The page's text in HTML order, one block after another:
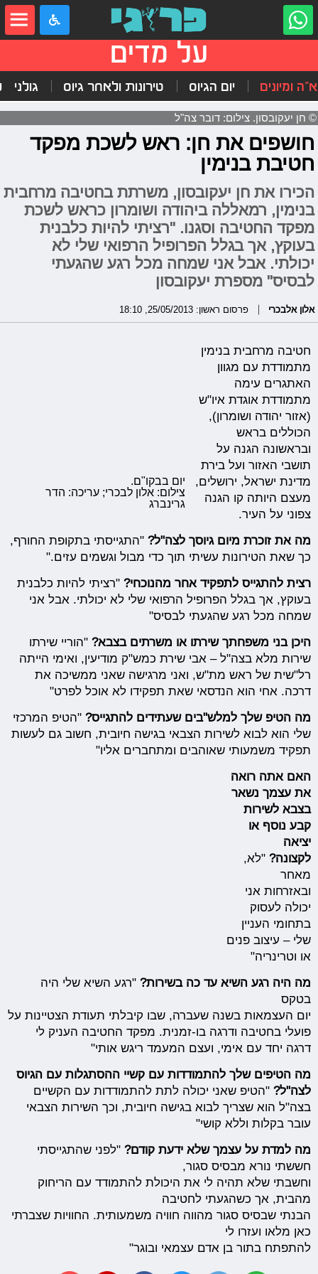
על מדים
ומיונים יום הגיוס טירונות ולאחר גיוס גולני
© חן יעקובסון. צילום: דובר צה"ל
חושפים את חן: ראש לשכת מפקד
חטיבת בנימין
הכירו את חן יעקובסון, משרתת בחטיבה מרחבית
בנימין, רמאללה ביהודה ושומרון כראש לשכת
מפקד החטיבה וסגנו. "רציתי להיות כלבנית
בעוקץ, אך בגלל הפרופיל הרפואי שלי לא
יכולתי. אבל אני שמחה מכל רגע שהגעתי
לבסיס" מספרת יעקובסון
אלון אלבכרי פרסום ראשון: 25/05/2013, 18:10
יום בבקו"ם.
צילום: אלון לבכרי; עריכה: הדר
גרינברג
חטיבה מרחבית בנימין
מתמודדת עם מגוון
האתגרים עימה
מתמודדת אוגדת איו"ש
(אזור יהודה ושומרון),
הכוללים בראש
ובראשונה הגנה על
תושבי האזור ועל בירת
מדינת ישראל, ירושלים,
מעצם היותה קו הגנה
צפוני על העיר.
מה את זוכרת מיום גיוסך לצה"ל?"התגייסתי בתקופת החורף,
כך שאת הטירונות עשיתי תוך כדי מבול וגשמים עזים."
רצית להתגייס לתפקיד אחר מהנוכחי? "רציתי להיות כלבנית
בעוקץ, אך בגלל הפרופיל הרפואי שלי לא יכולתי. אבל אני
שמחה מכל רגע שהגעתי לבסיס"
היכן בני משפחתך שירתו או משרתים בצבא? "הוריי שירתו
שירות מלא בצה"ל – אבי שירת כמש"ק מודיעין, ואימי הייתה
רל"שית של ראש מת"ש, ואני מרגישה שאני ממשיכה את
דרכה. אחי הוא הנדסאי שאת תפקידו לא אוכל לפרט"
מה הטיפ שלך למלש"בים שעתידים להתגייס? "הטיפ המרכזי
שלי הוא לבוא לשירות הצבאי בגישה חיובית, חשוב גם לעשות
תפקיד משמעותי שאוהבים ומתחברים אליו"
האם אתה רואה
את עצמך נשאר
בצבא לשירות
קבע נוסף או
יציאה
לקצונה? "לא,
מאחר
ובאזרחות אני
יכולה לעסוק
בתחומי העניין
שלי – עיצוב פנים
או וטרינריה"
מה היה רגע השיא עד כה בשירות? "רגע השיא שלי היה
בטקס
יום העצמאות בשנה שעברה, שבו קיבלתי תעודת הצטיינות על
פועלי בחטיבה ודרגה בו-זמנית. מפקד החטיבה העניק לי
דרגה יחד עם אימי, ועצם המעמד ריגש אותי"
מה הטיפים שלך להתמודדות עם קשיי ההסתגלות עם הגיוס
לצה"ל? "הטיפ שאני יכולה לתת להתמודדות עם הקשיים
בצה"ל הוא שצריך לבוא בגישה חיובית, וכך השירות הצבאי
עובר בקלות וללא קושי"
מה למדת על עצמך שלא ידעת קודם? "לפני שהתגייסתי
חששתי נורא מבסיס סגור,
וחשבתי שלא תהיה לי את היכולת להתמודד עם הריחוק
מהבית, אך כשהגעתי לחטיבה
הבנתי שבסיס סגור מהווה חוויה משמעותית. החוויות שצברתי
כאן מלאו ועזרו לי
להתפתח בתור בן אדם עצמאי ובוגר"